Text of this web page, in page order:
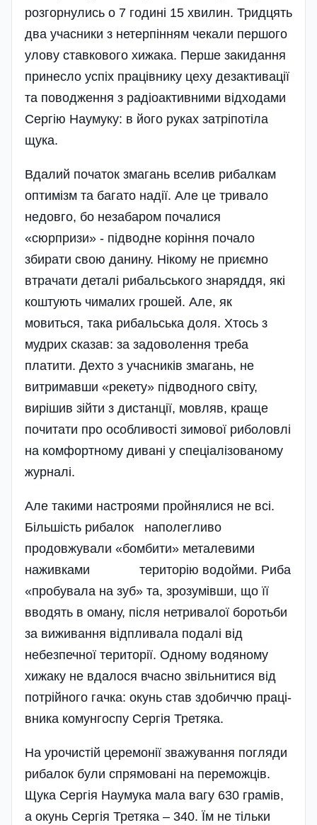
розгорнулись о 7 годині 15 хвилин. Тридцять
два учасники з нетерпінням чекали першого
улову ставкового хижака. Перше закидання
принесло успіх працівнику цеху дезактивації
та поводження з радіоактивними відходами
Сергію Наумуку: в його руках затріпотіла
щука.
Вдалий початок змагань вселив рибалкам
оптимізм та багато надії. Але це тривало
недовго, бо незабаром почалися
«сюрпризи» - підводне коріння почало
збирати свою данину. Нікому не приємно
втрачати деталі рибальського знаряддя, які
коштують чималих грошей. Але, як
мовиться, така рибальська доля. Хтось з
мудрих сказав: за задоволення треба
платити. Дехто з учасників змагань, не
витримавши «рекету» підводного світу,
вирішив зійти з дистанції, мовляв, краще
почитати про особливості зимової риболовлі
на комфортному дивані у спе­ці­алізованому
журналі.
Але такими настроями пройнялися не всі.
Більшість рибалок наполегливо
продовжували «бомбити» металевими
наживками територію водойми. Риба
«пробувала на зуб» та, зрозумівши, що її
вводять в оману, після нетривалої боротьби
за виживання відпливала подалі від
небезпечної території. Одному водяному
хижаку не вдалося вчасно звільнитися від
потрійного гачка: окунь став здобиччю праці­
вника комунгоспу Сергія Третяка.
На урочистій церемонії зважування погляди
рибалок були спрямовані на переможців.
Щука Сергія Наумука мала вагу 630 грамів,
а окунь Сергія Третяка – 340. Їм не тільки